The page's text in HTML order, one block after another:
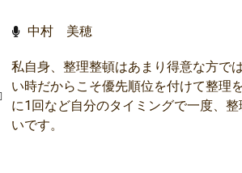
中村 美穂
私自身、整理整頓はあまり得意な方で
い時だからこそ優先順位を付けて整理
に1回など自分のタイミングで一度、
いです。